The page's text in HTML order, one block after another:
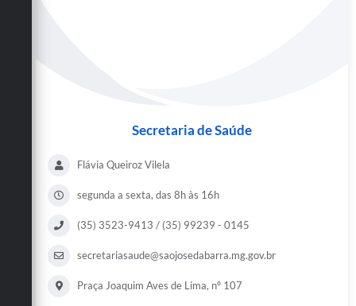
Secretaria de Saúde
Flávia Queiroz Vilela
segunda a sexta, das 8h às 16h
(35) 3523-9413 / (35) 99239 - 0145
secretariasaude@saojosedabarra.mg.gov.br
Praça Joaquim Aves de Lima, nº 107